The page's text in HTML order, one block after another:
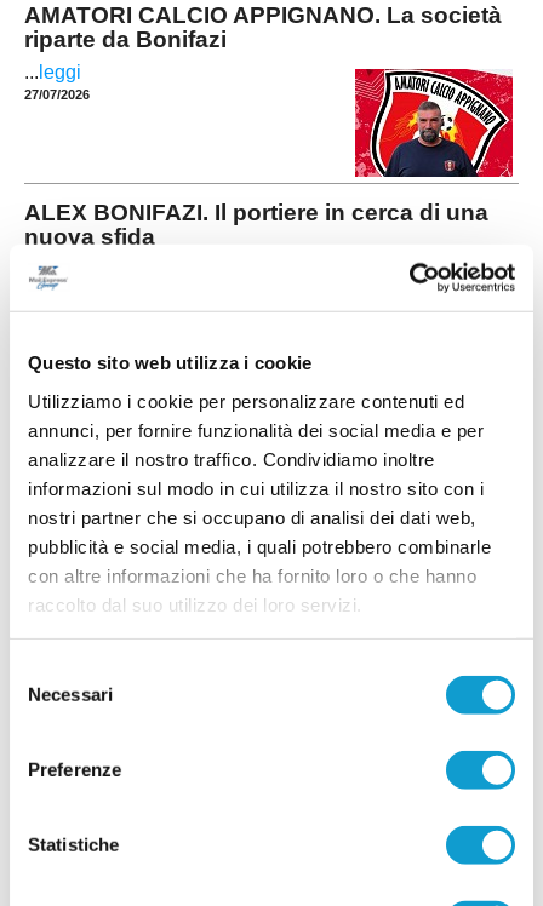
Questo sito web utilizza i cookie
Utilizziamo i cookie per personalizzare contenuti ed
annunci, per fornire funzionalità dei social media e per
analizzare il nostro traffico. Condividiamo inoltre
informazioni sul modo in cui utilizza il nostro sito con i
nostri partner che si occupano di analisi dei dati web,
pubblicità e social media, i quali potrebbero combinarle
con altre informazioni che ha fornito loro o che hanno
raccolto dal suo utilizzo dei loro servizi.
delNecessari
Preferenze
Statistiche
AMATORI CALCIO APPIGNANO. La società
riparte da Bonifazi
... leggi
27/07/2026
ALEX BONIFAZI. Il portiere in cerca di una
nuova sfida
Nuovi stimoli, tanta voglia di ripartire e la
determinazione di scrivere un nuovo capitolo
della propria carriera. È questo il messaggio
essere alla ricerca di una nuova
opportunità.Dopo alcune stagioni viss
25/07/2026
ROBERTO BERGAMINI saluta il
Montemilone Pollenza e torna sul mercato
Pollenza. E' infatti ufficiale la separazione tra la società ed il difensore, che
da oggi è ufficialmente svincolato e ...leggi
MATELICA. Confermati i giovani Montella e
Pecci, promosso Rafanelli
Il Matelica continua a investire sul proprio vivaio
e guarda al futuro confermando tre giovani che
faranno parte della rosa impegnata nel prossimo
leggi
TRODICA. Novità anche fuori dal campo:
Angelini presidente onorario